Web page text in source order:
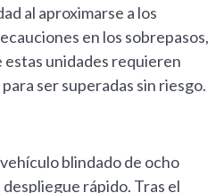
al aproximarse a los
en los sobrepasos,
unidades requieren
ser superadas sin riesgo.
blindado de ocho
rápido. Tras el